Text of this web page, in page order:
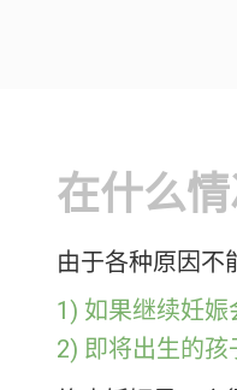
在什么
由于各种原因不
1) 如果继续妊娠
2) 即将出生的孩